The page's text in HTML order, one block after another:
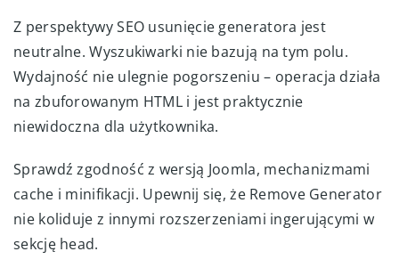
Z perspektywy SEO usunięcie generatora jest
neutralne. Wyszukiwarki nie bazują na tym polu.
Wydajność nie ulegnie pogorszeniu – operacja działa
na zbuforowanym HTML i jest praktycznie
niewidoczna dla użytkownika.
Sprawdź zgodność z wersją Joomla, mechanizmami
cache i minifikacji. Upewnij się, że Remove Generator
nie koliduje z innymi rozszerzeniami ingerującymi w
sekcję head.